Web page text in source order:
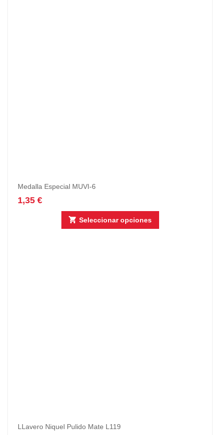
Medalla Especial MUVI-6
1,35 €
Seleccionar opciones
LLavero Niquel Pulido Mate L119